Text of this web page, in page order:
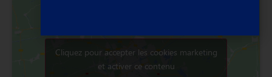
Cliquez pour accepter les cookies marketing
et activer ce contenu